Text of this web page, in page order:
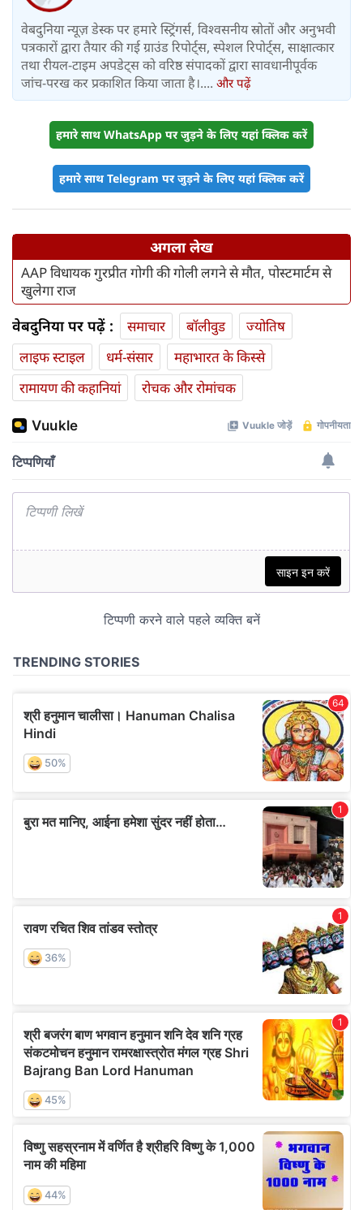
वेबदुनिया न्यूज़ डेस्क पर हमारे स्ट्रिंगर्स, विश्वसनीय स्रोतों और अनुभवी
पत्रकारों द्वारा तैयार की गई ग्राउंड रिपोर्ट्स, स्पेशल रिपोर्ट्स, साक्षात्कार
तथा रीयल-टाइम अपडेट्स को वरिष्ठ संपादकों द्वारा सावधानीपूर्वक
जांच-परख कर प्रकाशित किया जाता है।.... और पढ़ें
हमारे साथ WhatsApp पर जुड़ने के लिए यहां क्लिक करें
हमारे साथ Telegram पर जुड़ने के लिए यहां क्लिक करें
अगला लेख
AAP विधायक गुरप्रीत गोगी की गोली लगने से मौत, पोस्टमार्टम से
खुलेगा राज
वेबदुनिया पर पढ़ें : समाचार बॉलीवुड
ज्योतिष
लाइफ स्‍टाइल
धर्म-संसार
महाभारत के किस्से
रामायण की कहानियां
रोचक और रोमांचक